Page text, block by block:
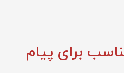
برای پیام